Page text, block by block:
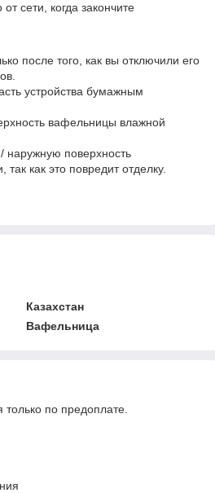
сети, когда закончите
после того, как вы отключили его
устройства бумажным
вафельницы влажной
наружную поверхность
как это повредит отделку.
Казахстан
Вафельница
только по предоплате.